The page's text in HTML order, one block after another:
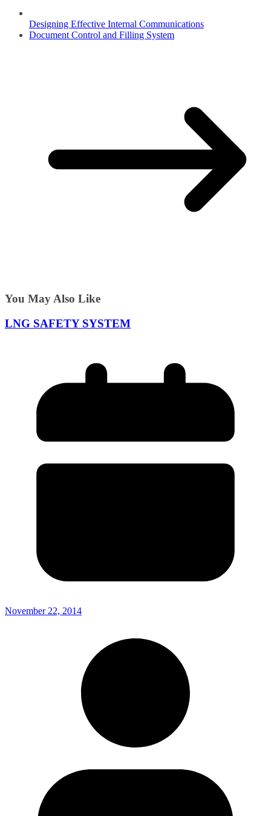
Designing Effective Internal Communications
Document Control and Filling System
You May Also Like
LNG SAFETY SYSTEM
November 22, 2014